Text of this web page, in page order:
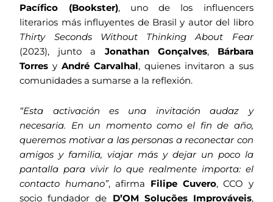
Pacífico (Bookster), uno de los influencers
literarios más influyentes de Brasil y autor del libro
Thirty Seconds Without Thinking About Fear
(2023), junto a Jonathan Gonçalves, Bárbara
Torres yAndré Carvalhal, quienes invitaron a sus
comunidades a sumarse a la reflexión.
“Esta activación es una invitación audaz y
necesaria. En un momento como el fin de año,
queremos motivar a las personas a reconectar con
amigos y familia, viajar más y dejar un poco la
pantalla para vivir lo que realmente importa: el
contacto humano”, afirma Filipe Cuvero, CCO y
socio fundador de D’OM Soluções Improváveis,